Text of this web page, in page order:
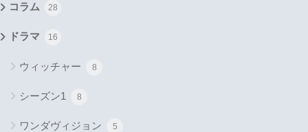
コラム 28
ドラマ 16
ウィッチャー 8
シーズン1 8
ワンダヴィジョン 5